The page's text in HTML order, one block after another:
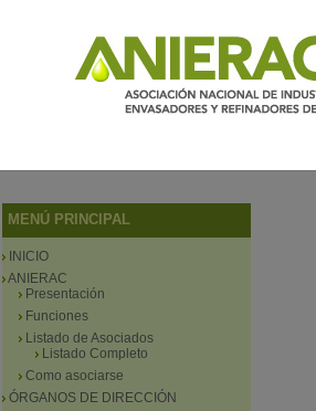
MENÚ PRINCIPAL
INICIO
ANIERAC
Presentación
Funciones
Listado de Asociados
Listado Completo
Como asociarse
ÓRGANOS DE DIRECCIÓN